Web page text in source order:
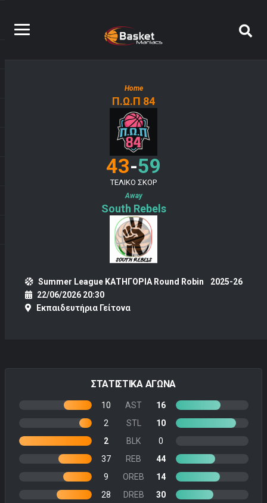
Home
Π.Ω.Π 84
43-59
ΤΕΛΙΚΟ ΣΚΟΡ
Away
South Rebels
Summer League ΚΑΤΗΓΟΡΙΑ Round Robin
2025-26
22/06/2026 20:30
Εκπαιδευτήρια Γείτονα
ΣΤΑΤΙΣΤΙΚΑ ΑΓΩΝΑ
10 AST
16
2
STL
10
2
BLK
0
37
REB
44
9
OREB
14
28
DREB
30